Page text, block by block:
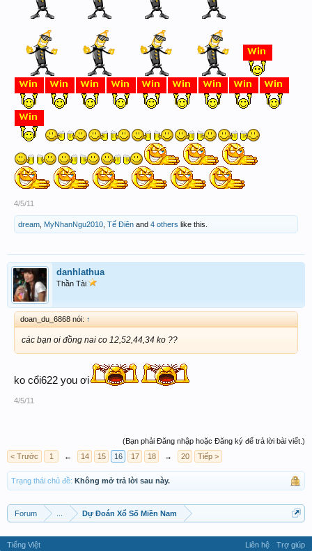
4/5/11
dream MyNhanNgu2010 Tế Điên and 4 others like this.
danhlathua
Thần Tài
doan_du_6868 nói: ↑
các bạn oi đồng nai co 12,52,44,34 ko ??
ko cổi622 you ơi
4/5/11
(Bạn phải Đăng nhập hoặc Đăng ký để trả lời bài viết.)
< Trước
1 ← 14 15 16 17 18 → 20 Tiếp >
Trạng thái chủ đề: Không mở trả lời sau này.
Forum Dự Đoán Xổ Số Miền Nam
Tiếng Việt Liên hệ Trợ giúp